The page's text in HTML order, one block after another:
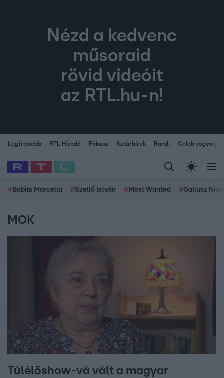
Nézd a kedvenc
műsoraid
rövid videóit
az RTL.hu-n!
Legfrissebb RTL Híradó Fókusz Sztárhírek Randi Celeb vagyok,
# Babits Marcella #Szellő István # Most Wanted #Gallusz
MOK
Túlélőshow-vá vált a magyar